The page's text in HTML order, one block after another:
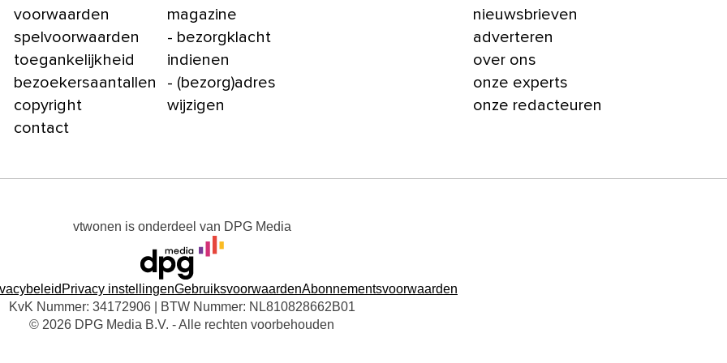
voorwaarden
spelvoorwaarden
toegankelijkheid
bezoekersaantallen
copyright
contact
magazine
- bezorgklacht
indienen
- (bezorg)adres
wijzigen
nieuwsbrieven
adverteren
over ons
onze experts
onze redacteuren
vtwonen is onderdeel van DPG Media
Privacy instellingenGebruiksvoorwaardenAbonnementsvoorwaarden
KvK Nummer: 34172906 | BTW Nummer: NL810828662B01
© 2026 DPG Media B.V. - Alle rechten voorbehouden